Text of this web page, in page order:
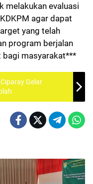
melakukan evaluasi
agar dapat
yang telah
program berjalan
masyarakat***
Gelar